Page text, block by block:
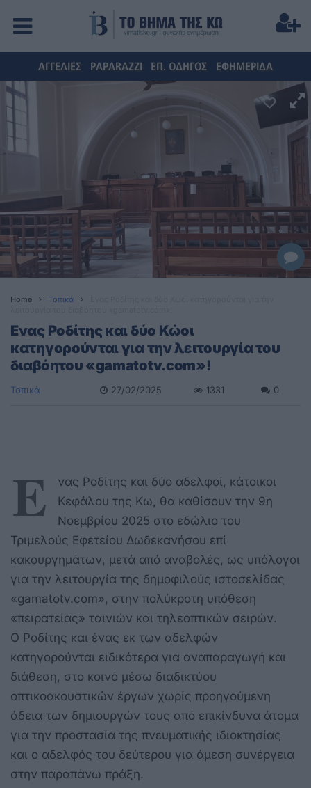
ΑΓΓΕΛΙΕΣ PAPARAZZI ΕΠ. ΟΔΗΓΟΣ ΕΦΗΜΕΡΙΔΑ
Home Τοπικά
Ενας Ροδίτης και δύο Kώοι
κατηγορούνται για την λειτουργία του
διαβόητου «gamatotv.com»!
Τοπικά 27/02/2025 1331 0
Ε
νας Ροδίτης και δύο αδελφοί, κάτοικοι
Κεφάλου της Κω, θα καθίσουν την 9η
Νοεμβρίου 2025 στο εδώλιο του
Τριμελούς Εφετείου Δωδεκανήσου επί
κακουργημάτων, μετά από αναβολές, ως υπόλογοι
για την λειτουργία της δημοφιλούς ιστοσελίδας
«gamatotv.com», στην πολύκροτη υπόθεση
«πειρατείας» ταινιών και τηλεοπτικών σειρών.
Ο Ροδίτης και ένας εκ των αδελφών
κατηγορούνται ειδικότερα για αναπαραγωγή και
διάθεση, στο κοινό μέσω διαδικτύου
οπτικοακουστικών έργων χωρίς προηγούμενη
άδεια των δημιουργών τους από επικίνδυνα άτομα
για την προστασία της πνευματικής ιδιοκτησίας
και ο αδελφός του δεύτερου για άμεση συνέργεια
στην παραπάνω πράξη.